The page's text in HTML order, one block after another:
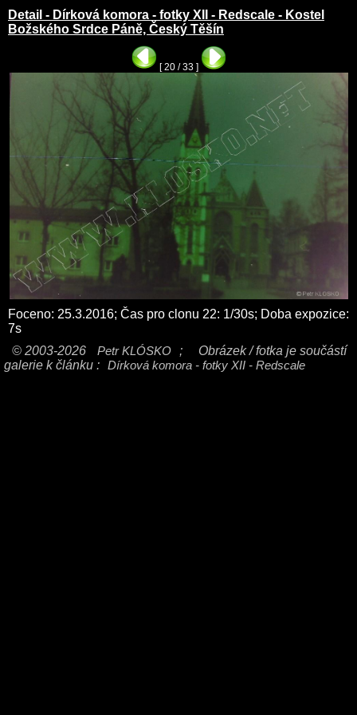
Detail - Dírková komora - fotky XII - Redscale - Kostel
Božského Srdce Páně, Český Těšín
[ 20 / 33 ]
Foceno: 25.3.2016; Čas pro clonu 22: 1/30s; Doba expozice:
7s
© 2003-2026
Petr KLÓSKO ;
Obrázek / fotka je součástí
galerie k článku : Dírková komora - fotky XII - Redscale